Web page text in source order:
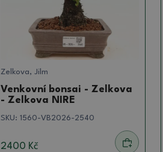
Zelkova, Jilm
Venkovní bonsai - Zelkova
- Zelkova NIRE
SKU: 1560-VB2026-2540
2400 Kč